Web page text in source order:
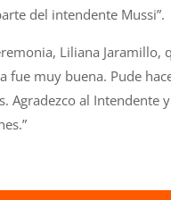
del intendente Mussi”.
Liliana
fue muy buena. Pude
Agradezco al